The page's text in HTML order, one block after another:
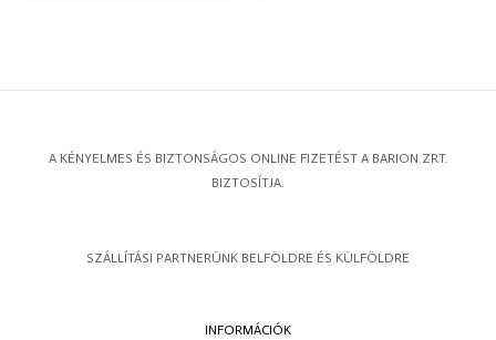
A KÉNYELMES ÉS BIZTONSÁGOS ONLINE FIZETÉST A BARION ZRT.
BIZTOSÍTJA.
SZÁLLÍTÁSI PARTNERÜNK BELFÖLDRE ÉS KÜLFÖLDRE
INFORMÁCIÓK